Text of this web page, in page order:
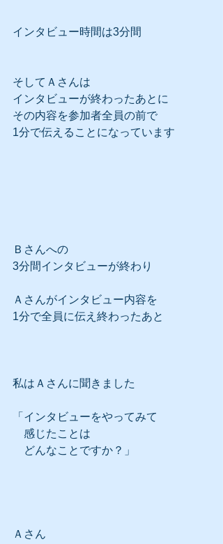
インタビュー時間は3分間
そしてＡさんは
インタビューが終わったあとに
その内容を参加者全員の前で
1分で伝えることになっています
Ｂさんへの
3分間インタビューが終わり
Ａさんがインタビュー内容を
1分で全員に伝え終わったあと
私はＡさんに聞きました
「インタビューをやってみて
感じたことは
どんなことですか？」
Ａさん